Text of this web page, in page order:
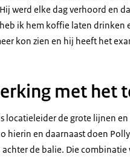
werd elke dag verhoord en
ik hem koffie laten drinken
kon zien en hij heeft het
met het
locatieleider de grote lijnen
hierin en daarnaast doen
de balie. Die